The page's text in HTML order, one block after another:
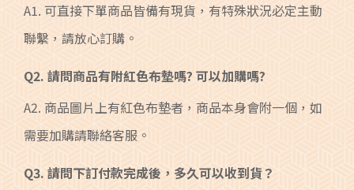
A1. 可直接下單商品皆備有現貨，有特殊狀況必定主動
聯繫，請放心訂購。
Q2. 請問商品有附紅色布墊嗎? 可以加購嗎?
A2. 商品圖片上有紅色布墊者，商品本身會附一個，如
需要加購請聯絡客服。
Q3. 請問下訂付款完成後，多久可以收到貨？